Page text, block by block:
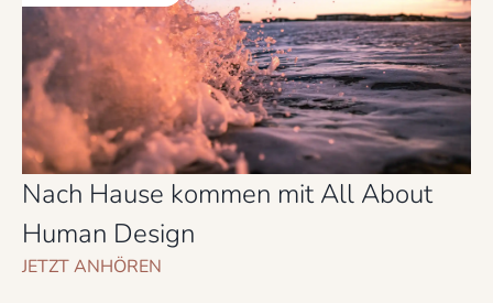
Nach Hause kommen mit All About
Human Design
JETZT ANHÖREN